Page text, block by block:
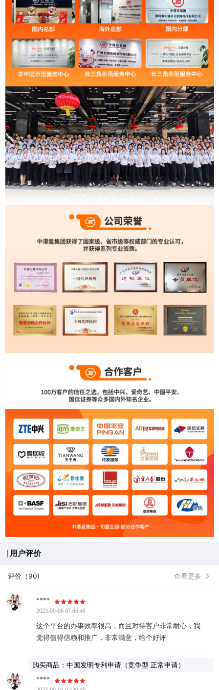
用户评价
评价（90) 查看更多
****
2023-09-06 07:06:49
这个平台的办事效率很高，而且对待客户非常耐心，我
觉得值得信赖和推广，非常满意，给个好评
购买商品：中国发明专利申请（竞争型 正常申请）
****